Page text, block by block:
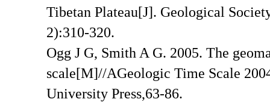
Tibetan Plateau[J]. Geological
2):310-320.
Ogg J G, Smith A G. 2005. The
scale[M]//AGeologic Time Scale
University Press,63-86.